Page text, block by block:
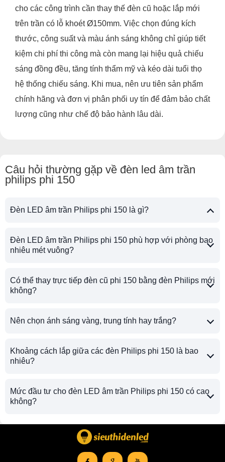
cho các công trình cần thay thế đèn cũ hoặc lắp mới
trên trần có lỗ khoét Ø150mm. Việc chọn đúng kích
thước, công suất và màu ánh sáng không chỉ giúp tiết
kiệm chi phí thi công mà còn mang lại hiệu quả chiếu
sáng đồng đều, tăng tính thẩm mỹ và kéo dài tuổi thọ
hệ thống chiếu sáng. Khi mua, nên ưu tiên sản phẩm
chính hãng và đơn vị phân phối uy tín để đảm bảo chất
lượng cũng như chế độ bảo hành lâu dài.
Câu hỏi thường gặp về đèn led âm trần
philips phi 150
Đèn LED âm trần Philips phi 150 là gì?
Đèn LED âm trần Philips phi 150 phù hợp với phòng bao
nhiêu mét vuông?
Có thể thay trực tiếp đèn cũ phi 150 bằng đèn Philips mới
không?
Nên chọn ánh sáng vàng, trung tính hay trắng?
Khoảng cách lắp giữa các đèn Philips phi 150 là bao
nhiêu?
Mức đầu tư cho đèn LED âm trần Philips phi 150 có cao
không?